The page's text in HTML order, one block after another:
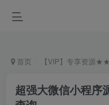
首页 【VIP】专享资
超强大微信小程序